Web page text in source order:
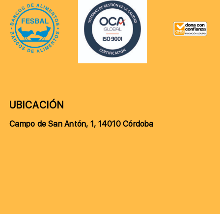
UBICACIÓN
Campo de San Antón, 1, 14010 Córdoba